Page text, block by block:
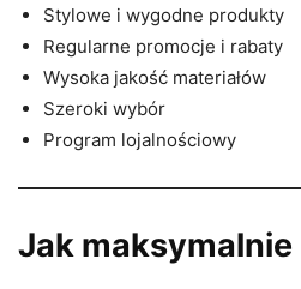
Stylowe i wygodne produkty
Regularne promocje i rabaty
Wysoka jakość materiałów
Szeroki wybór
Program lojalnościowy
Jak